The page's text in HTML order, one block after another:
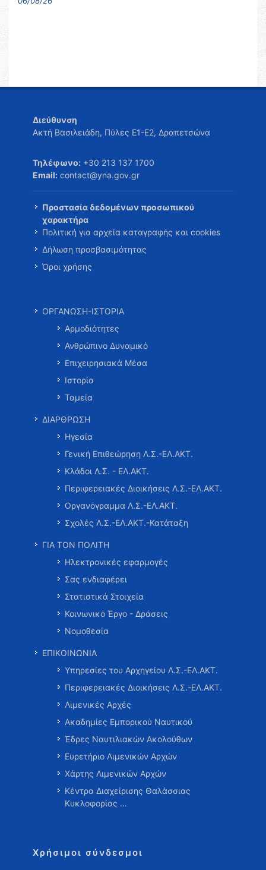
Διεύθυνση
Ακτή Βασιλειάδη, Πύλες Ε1-Ε2, Δραπετσώνα
Τηλέφωνο: +30 213 137 1700
Email: contact@yna.gov.gr
Προστασία δεδομένων προσωπικού
χαρακτήρα
Πολιτική για αρχεία καταγραφής και cookies
Δήλωση προσβασιμότητας
Όροι χρήσης
ΟΡΓΑΝΩΣΗ-ΙΣΤΟΡΙΑ
Αρμοδιότητες
Ανθρώπινο Δυναμικό
Επιχειρησιακά Μέσα
Ιστορία
Ταμεία
ΔΙΑΡΘΡΩΣΗ
Ηγεσία
Γενική Επιθεώρηση Λ.Σ.-ΕΛ.ΑΚΤ.
Κλάδοι Λ.Σ. - ΕΛ.ΑΚΤ.
Περιφερειακές Διοικήσεις Λ.Σ.-ΕΛ.ΑΚΤ.
Οργανόγραμμα Λ.Σ.-ΕΛ.ΑΚΤ.
Σχολές Λ.Σ.-ΕΛ.ΑΚΤ.-Κατάταξη
ΓΙΑ ΤΟΝ ΠΟΛΙΤΗ
Ηλεκτρονικές εφαρμογές
Σας ενδιαφέρει
Στατιστικά Στοιχεία
Κοινωνικό Έργο - Δράσεις
Νομοθεσία
ΕΠΙΚΟΙΝΩΝΙΑ
Υπηρεσίες του Αρχηγείου Λ.Σ.-ΕΛ.ΑΚΤ.
Περιφερειακές Διοικήσεις Λ.Σ.-ΕΛ.ΑΚΤ.
Λιμενικές Αρχές
Ακαδημίες Εμπορικού Ναυτικού
Έδρες Ναυτιλιακών Ακολούθων
Ευρετήριο Λιμενικών Αρχών
Χάρτης Λιμενικών Αρχών
Κέντρα Διαχείρισης Θαλάσσιας
Κυκλοφορίας …
Χρήσιμοι σύνδεσμοι